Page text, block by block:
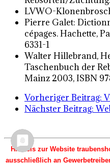
LVWO-
Pierre Galet:
cépages. Hachette,
6331-1
Walter Hillebrand,
Taschenbuch der
Mainz 2003, ISBN
Vorheriger Beitrag:
Nächster Beitrag:
Hinweis zur Website
ausschließlich an